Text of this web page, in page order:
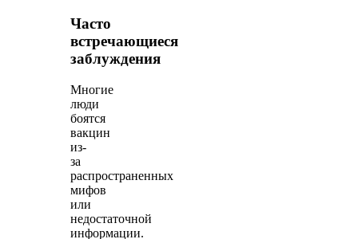
Часто
встречающиеся
заблуждения
Многие
люди
боятся
вакцин
из-
за
распространенных
мифов
или
недостаточной
информации.